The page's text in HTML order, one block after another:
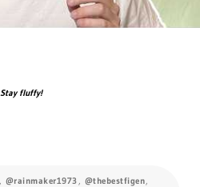
Stay fluffy!
@rainmaker1973 @thebestfigen